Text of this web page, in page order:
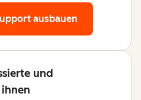
ausbauen
und